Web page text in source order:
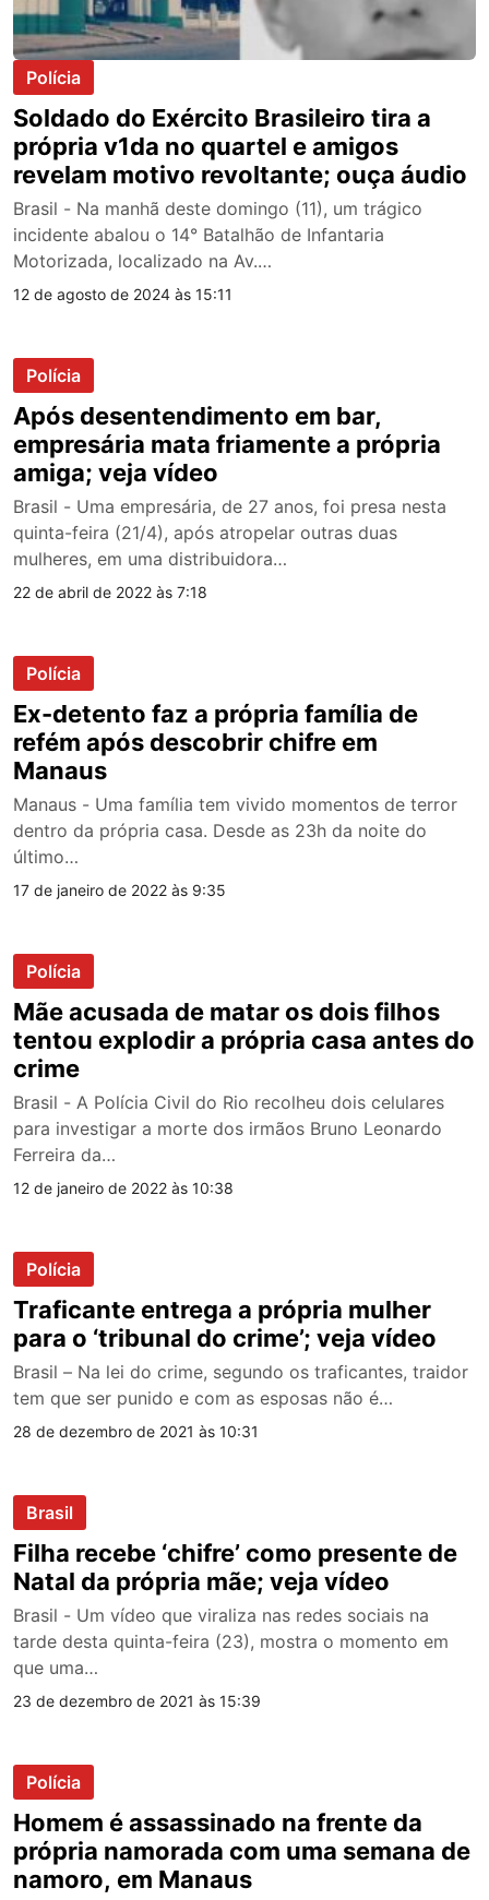
Polícia
Soldado do Exército Brasileiro tira a
própria v1da no quartel e amigos
revelam motivo revoltante; ouça áudio
Brasil - Na manhã deste domingo (11), um trágico
incidente abalou o 14° Batalhão de Infantaria
Motorizada, localizado na Av.…
12 de agosto de 2024 às 15:11
Polícia
Após desentendimento em bar,
empresária mata friamente a própria
amiga; veja vídeo
Brasil - Uma empresária, de 27 anos, foi presa nesta
quinta-feira (21/4), após atropelar outras duas
mulheres, em uma distribuidora…
22 de abril de 2022 às 7:18
Polícia
Ex-detento faz a própria família de
refém após descobrir chifre em
Manaus
Manaus - Uma família tem vivido momentos de terror
dentro da própria casa. Desde as 23h da noite do
último…
17 de janeiro de 2022 às 9:35
Polícia
Mãe acusada de matar os dois filhos
tentou explodir a própria casa antes do
crime
Brasil - A Polícia Civil do Rio recolheu dois celulares
para investigar a morte dos irmãos Bruno Leonardo
Ferreira da…
12 de janeiro de 2022 às 10:38
Polícia
Traficante entrega a própria mulher
para o ‘tribunal do crime’; veja vídeo
Brasil – Na lei do crime, segundo os traficantes, traidor
tem que ser punido e com as esposas não é…
28 de dezembro de 2021 às 10:31
Brasil
Filha recebe ‘chifre’ como presente de
Natal da própria mãe; veja vídeo
Brasil - Um vídeo que viraliza nas redes sociais na
tarde desta quinta-feira (23), mostra o momento em
que uma…
23 de dezembro de 2021 às 15:39
Polícia
Homem é assassinado na frente da
própria namorada com uma semana de
namoro, em Manaus